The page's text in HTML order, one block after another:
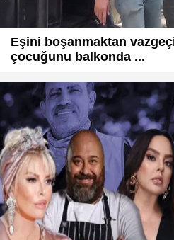
Eşini boşanmaktan
çocuğunu balkonda ...